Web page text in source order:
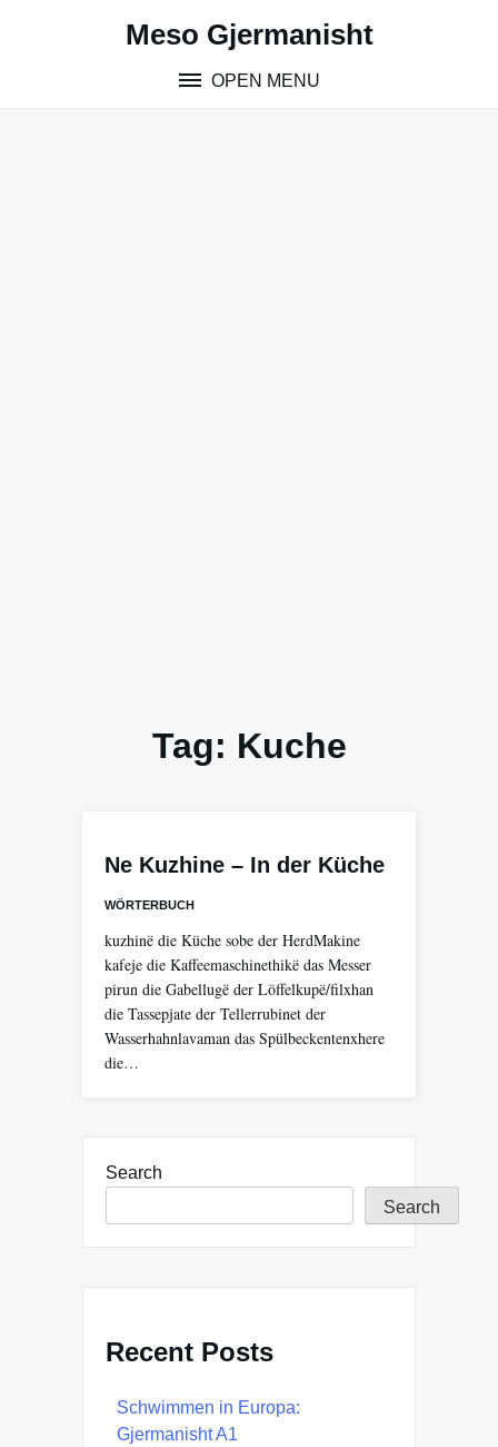
Meso Gjermanisht
OPEN MENU
Tag: Kuche
Ne Kuzhine – In der Küche
WÖRTERBUCH
kuzhinë die Küche sobe der HerdMakine
kafeje die Kaffeemaschinethikë das Messer
pirun die Gabellugë der Löffelkupë/filxhan
die Tassepjate der Tellerrubinet der
Wasserhahnlavaman das Spülbeckentenxhere
die…
Search
Search
Recent Posts
Schwimmen in Europa:
Gjermanisht A1